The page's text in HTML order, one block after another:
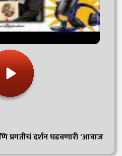
प्रगतीचं दर्शन घडवणारी 'आवाज